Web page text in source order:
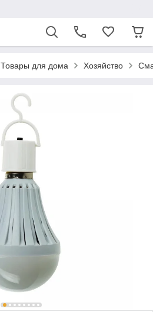
Товары для дома Хозяйство